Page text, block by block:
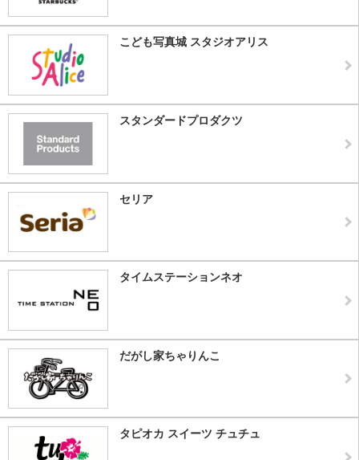
こども写真城 スタジオアリス
スタンダードプロダクツ
セリア
タイムステーションネオ
だがし家ちゃりんこ
タピオカ スイーツ チュチュ